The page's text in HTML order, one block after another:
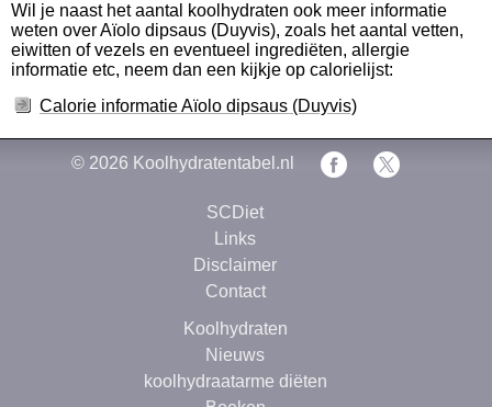
Wil je naast het aantal koolhydraten ook meer informatie
weten over Aïolo dipsaus (Duyvis), zoals het aantal vetten,
eiwitten of vezels en eventueel ingrediëten, allergie
informatie etc, neem dan een kijkje op calorielijst:
Calorie informatie Aïolo dipsaus (Duyvis)
© 2026 Koolhydratentabel.nl
SCDiet
Links
Disclaimer
Contact
Koolhydraten
Nieuws
koolhydraatarme diëten